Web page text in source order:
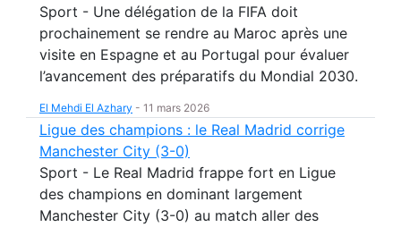
Sport - Une délégation de la FIFA doit
prochainement se rendre au Maroc après une
visite en Espagne et au Portugal pour évaluer
l’avancement des préparatifs du Mondial 2030.
El Mehdi El Azhary - 11 mars 2026
Ligue des champions : le Real Madrid corrige
Manchester City (3-0)
Sport - Le Real Madrid frappe fort en Ligue
des champions en dominant largement
Manchester City (3-0) au match aller des